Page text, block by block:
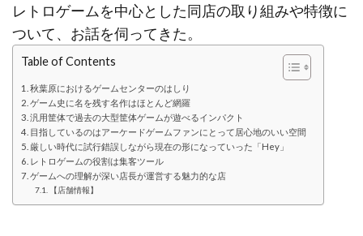
レトロゲームを中心とした同店の取り組みや特徴に
ついて、お話を伺ってきた。
Table of Contents
秋葉原におけるゲームセンターのはしり
ゲーム史に名を残す名作はほとんど網羅
汎用筐体で過去の大型筐体ゲームが遊べるインパクト
目指しているのはアーケードゲームファンにとって居心地のいい空間
厳しい時代に試行錯誤しながら現在の形になっていった「Hey」
レトロゲームの役割は集客ツール
ゲームへの理解が深い店長が運営する魅力的な店
【店舗情報】